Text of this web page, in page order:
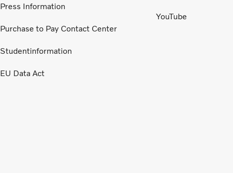
Press Information
Purchase to Pay Contact Center
Studentinformation
EU Data Act
YouTube